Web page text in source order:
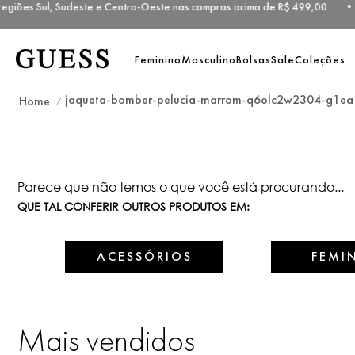
Sul, Sudeste e Centro-Oeste nas compras acima de R$
FemininoMasculinoBolsasSaleColeções
jaqueta-bomber-pelucia-marrom-q6olc2w2304-g1ea
Parece que não temos o que você está procurando...
QUE TAL CONFERIR OUTROS PRODUTOS EM:
ACESSÓRIOS
Mais vendidos